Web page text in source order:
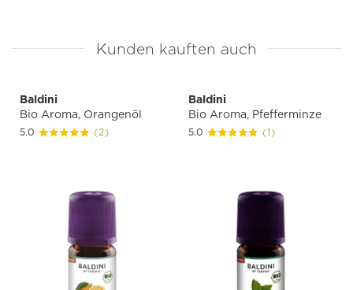
Kunden kauften auch
Baldini
Bio Aroma, Orangenöl
5.0 (2)
Baldini
Bio Aroma, Pfefferminze
5.0 (1)